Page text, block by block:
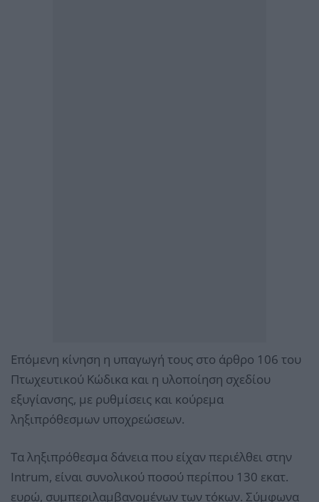
Επόμενη κίνηση η υπαγωγή τους στο άρθρο 106 του
Πτωχευτικού Κώδικα και η υλοποίηση σχεδίου
εξυγίανσης, με ρυθμίσεις και κούρεμα
ληξιπρόθεσμων υποχρεώσεων.
Τα ληξιπρόθεσμα δάνεια που είχαν περιέλθει στην
Intrum, είναι συνολικού ποσού περίπου 130 εκατ.
ευρώ, συμπεριλαμβανομένων των τόκων. Σύμφωνα